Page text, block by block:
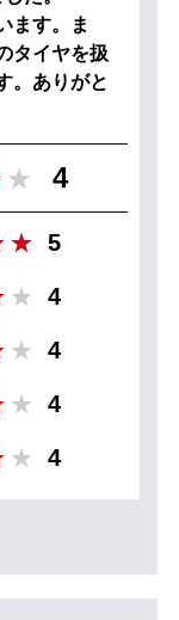
ます。ま
タイヤを扱
。ありがと
4
5
4
4
4
4